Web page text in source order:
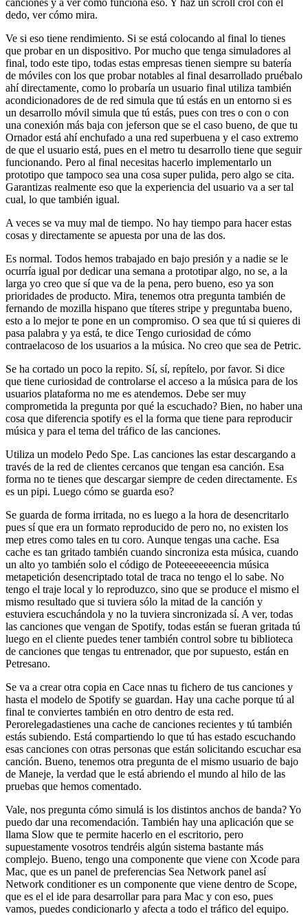
canciones y a ver cómo funciona eso. Y haz un scroll crol con el
dedo, ver cómo mira.
Ve si eso tiene rendimiento. Si se está colocando al final lo tienes
que probar en un dispositivo. Por mucho que tenga simuladores al
final, todo este tipo, todas estas empresas tienen siempre su batería
de móviles con los que probar notables al final desarrollado pruébalo
ahí directamente, como lo probaría un usuario final utiliza también
acondicionadores de de red simula que tú estás en un entorno si es
un desarrollo móvil simula que tú estás, pues con tres o con o con
una conexión más baja con jeferson que se el caso bueno, de que tu
Ornador está ahí enchufado a una red superbuena y el caso extremo
de que el usuario está, pues en el metro tu desarrollo tiene que seguir
funcionando. Pero al final necesitas hacerlo implementarlo un
prototipo que tampoco sea una cosa super pulida, pero algo se cita.
Garantizas realmente eso que la experiencia del usuario va a ser tal
cual, lo que también igual.
A veces se va muy mal de tiempo. No hay tiempo para hacer estas
cosas y directamente se apuesta por una de las dos.
Es normal. Todos hemos trabajado en bajo presión y a nadie se le
ocurría igual por dedicar una semana a prototipar algo, no se, a la
larga yo creo que sí que va de la pena, pero bueno, eso ya son
prioridades de producto. Mira, tenemos otra pregunta también de
fernando de mozilla hispano que títeres stripe y preguntaba bueno,
esto a lo mejor te pone en un compromiso. O sea que tú si quieres di
pasa palabra y ya está, te dice Tengo curiosidad de cómo
contraelacoso de los usuarios a la música. No creo que sea de Petric.
Se ha cortado un poco la repito. Sí, sí, repítelo, por favor. Si dice
que tiene curiosidad de controlarse el acceso a la música para de los
usuarios plataforma no me es atendemos. Debe ser muy
comprometida la pregunta por qué la escuchado? Bien, no haber una
cosa que diferencia spotify es el la forma que tiene para reproducir
música y para el tema del tráfico de las canciones.
Utiliza un modelo Pedo Spe. Las canciones las estar descargando a
través de la red de clientes cercanos que tengan esa canción. Esa
forma no te tienes que descargar siempre de ceden directamente. Es
es un pipi. Luego cómo se guarda eso?
Se guarda de forma irritada, no es luego a la hora de desencritarlo
pues sí que era un formato reproducido de pero no, no existen los
mep etres como tales en tu coro. Aunque tengas una cache. Esa
cache es tan gritado también cuando sincroniza esta música, cuando
un alto yo también solo el código de Poteeeeeeeencia música
metapetición desencriptado total de traca no tengo el lo sabe. No
tengo el traje local y lo reproduzco, sino que se produce el mismo el
mismo resultado que si tuviera sólo la mitad de la canción y
estuviera escuchándola y no la tuviera sincronizada sí. A ver, todas
las canciones que vengan de Spotify, todas están se fueran gritada tú
luego en el cliente puedes tener también control sobre tu biblioteca
de canciones que tengas tu entrenador, que por supuesto, están en
Petresano.
Se va a crear otra copia en Cace nnas tu fichero de tus canciones y
hasta el modelo de Spotify se guardan. Hay una cache porque tú al
final te conviertes también en otro dentro de esta red.
Perorelegadastienes una cache de canciones recientes y tú también
estás subiendo. Está compartiendo lo que tú has estado escuchando
esas canciones con otras personas que están solicitando escuchar esa
canción. Bueno, tenemos otra pregunta de el mismo usuario de bajo
de Maneje, la verdad que le está abriendo el mundo al hilo de las
pruebas que hemos comentado.
Vale, nos pregunta cómo simulá is los distintos anchos de banda? Yo
puedo dar una recomendación. También hay una aplicación que se
llama Slow que te permite hacerlo en el escritorio, pero
supuestamente vosotros tendréis algún sistema bastante más
complejo. Bueno, tengo una componente que viene con Xcode para
Mac, que es un panel de preferencias Sea Network panel así
Network conditioner es un componente que viene dentro de Scope,
que es el el ide para desarrollar para para Mac y con eso, pues
vamos, puedes condicionarlo y afecta a todo el tráfico del equipo.